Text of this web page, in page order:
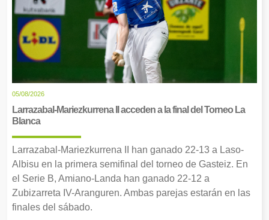
05/08/2026
Larrazabal-Mariezkurrena II acceden a la final del Torneo La
Blanca
Larrazabal-Mariezkurrena II han ganado 22-13 a Laso-
Albisu en la primera semifinal del torneo de Gasteiz. En
el Serie B, Amiano-Landa han ganado 22-12 a
Zubizarreta IV-Aranguren. Ambas parejas estarán en las
finales del sábado.